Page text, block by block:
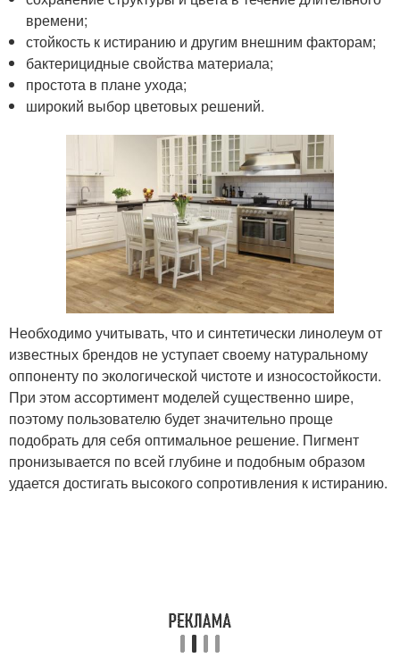
времени;
стойкость к истиранию и другим внешним факторам;
бактерицидные свойства материала;
простота в плане ухода;
широкий выбор цветовых решений.
Необходимо учитывать, что и синтетически линолеум от
известных брендов не уступает своему натуральному
оппоненту по экологической чистоте и износостойкости.
При этом ассортимент моделей существенно шире,
поэтому пользователю будет значительно проще
подобрать для себя оптимальное решение. Пигмент
пронизывается по всей глубине и подобным образом
удается достигать высокого сопротивления к истиранию.